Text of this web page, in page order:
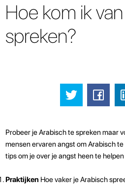
Hoe kom ik
spreken?
Probeer je Arabisch te spreken maar
mensen ervaren angst om Arabisch
tips om je over je angst heen te
Praktijken Hoe vaker je Arabisch